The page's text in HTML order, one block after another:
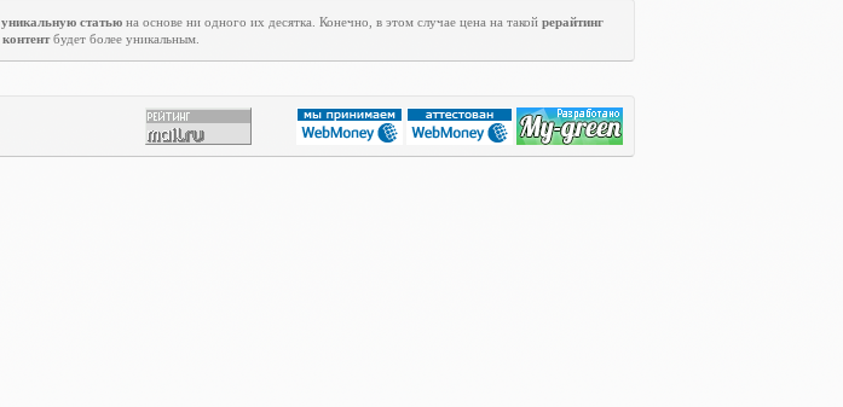
уникальную статью на основе ни одного их десятка. Конечно, в этом случае цена на такой рерайтинг
контентбудет более уникальным.